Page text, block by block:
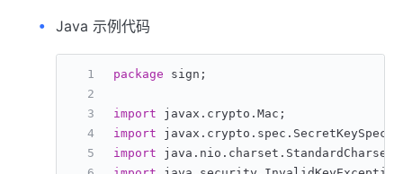
Java 示例代码
package sign;
import javax.crypto.Mac;
import javax.crypto.spec.SecretKeySpec;
import